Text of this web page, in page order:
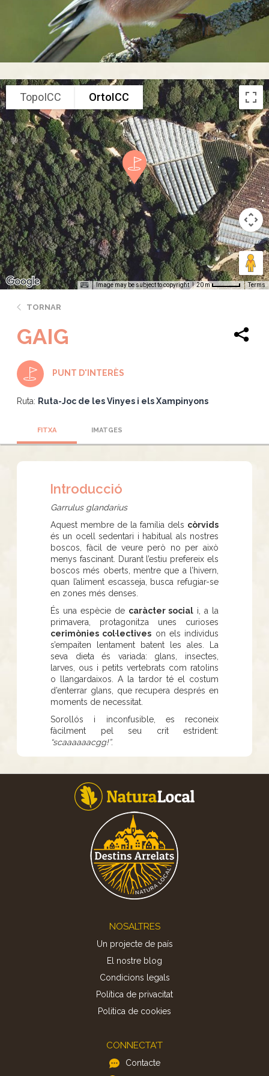
TopoICC OrtoICC
Image may be subject to copyright 20 m Terms
TORNAR
GAIG
PUNT D'INTERÈS
Ruta: Ruta-Joc de les Vinyes i els Xampinyons
FITXA IMATGES
Introducció
Garrulus glandarius
Aquest membre de la família dels còrvids
és un ocell sedentari i habitual als nostres
boscos, fàcil de veure però no per això
menys fascinant. Durant l’estiu prefereix els
boscos més oberts, mentre que a l’hivern,
quan l’aliment escasseja, busca refugiar-se
en zones més denses.
És una espècie de caràcter social i, a la
primavera, protagonitza unes curioses
cerimònies col·lectives on els individus
s’empaiten lentament batent les ales. La
seva dieta és variada: glans, insectes,
larves, ous i petits vertebrats com ratolins
o llangardaixos. A la tardor té el costum
d’enterrar glans, que recupera després en
moments de necessitat.
Sorollós i inconfusible, es reconeix
fàcilment pel seu crit estrident:
“scaaaaaacgg!”.
NOSALTRES
Un projecte de país
El nostre blog
Condicions legals
Política de privacitat
Politica de cookies
CONNECTA'T
Contacte